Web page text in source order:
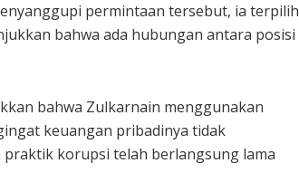
permintaan tersebut, ia terpilih
bahwa ada hubungan antara posisi
bahwa Zulkarnain menggunakan
keuangan pribadinya tidak
praktik korupsi telah berlangsung lama